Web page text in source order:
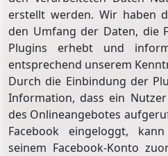
erstellt werden. Wir haben
den Umfang der Daten, die
Plugins erhebt und
entsprechend unserem
Durch die Einbindung der
Information, dass ein
des Onlineangebotes
Facebook eingeloggt,
seinem Facebook-Konto